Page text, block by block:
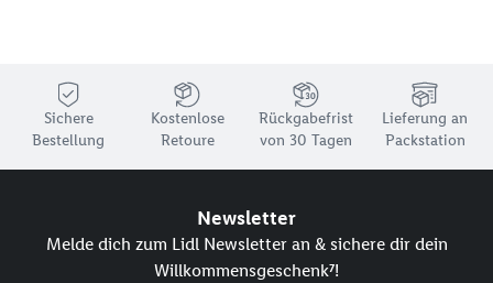
Sichere
Bestellung
Kostenlose
Retoure
Rückgabefrist
von 30 Tagen
Lieferung an
Packstation
Newsletter
Melde dich zum Lidl Newsletter an & sichere dir dein
Willkommensgeschenk⁷!